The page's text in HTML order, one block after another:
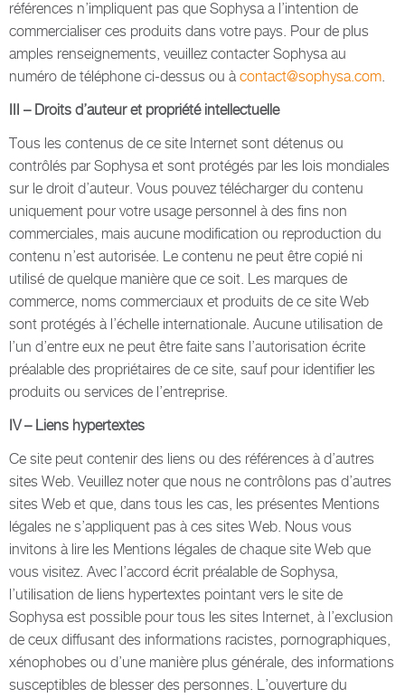
références n’impliquent pas que Sophysa a l’intention de
commercialiser ces produits dans votre pays. Pour de plus
amples renseignements, veuillez contacter Sophysa au
numéro de téléphone ci-dessus ou àcontact@sophysa.com.
III – Droits d’auteur et propriété intellectuelle
Tous les contenus de ce site Internet sont détenus ou
contrôlés par Sophysa et sont protégés par les lois mondiales
sur le droit d’auteur. Vous pouvez télécharger du contenu
uniquement pour votre usage personnel à des fins non
commerciales, mais aucune modification ou reproduction du
contenu n’est autorisée. Le contenu ne peut être copié ni
utilisé de quelque manière que ce soit. Les marques de
commerce, noms commerciaux et produits de ce site Web
sont protégés à l’échelle internationale. Aucune utilisation de
l’un d’entre eux ne peut être faite sans l’autorisation écrite
préalable des propriétaires de ce site, sauf pour identifier les
produits ou services de l’entreprise.
IV – Liens hypertextes
Ce site peut contenir des liens ou des références à d’autres
sites Web. Veuillez noter que nous ne contrôlons pas d’autres
sites Web et que, dans tous les cas, les présentes Mentions
légales ne s’appliquent pas à ces sites Web. Nous vous
invitons à lire les Mentions légales de chaque site Web que
vous visitez. Avec l’accord écrit préalable de Sophysa,
l’utilisation de liens hypertextes pointant vers le site de
Sophysa est possible pour tous les sites Internet, à l’exclusion
de ceux diffusant des informations racistes, pornographiques,
xénophobes ou d’une manière plus générale, des informations
susceptibles de blesser des personnes. L’ouverture du